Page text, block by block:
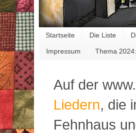
Startseite Die Liste
Impressum Thema
Auf der
Liedern, die
Fehnhaus